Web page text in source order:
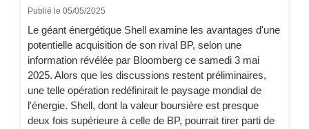
Publié le 05/05/2025
Le géant énergétique Shell examine les avantages d'une
potentielle acquisition de son rival BP, selon une
information révélée par Bloomberg ce samedi 3 mai
2025. Alors que les discussions restent préliminaires,
une telle opération redéfinirait le paysage mondial de
l'énergie. Shell, dont la valeur boursière est presque
deux fois supérieure à celle de BP, pourrait tirer parti de